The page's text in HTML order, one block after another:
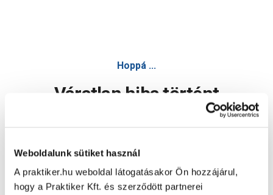
Weboldalunk sütiket használ
A praktiker.hu weboldal látogatásakor Ön hozzájárul,
hogy a Praktiker Kft. és szerződött partnerei
Hoppá ...
Váratlan hiba történt
Oldal újratöltése